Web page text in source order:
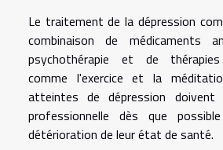
Le traitement de la dépression
combinaison de médicaments
psychothérapie et de thérapies
comme l'exercice et la
atteintes de dépression doivent
professionnelle dès que
détérioration de leur état de santé.